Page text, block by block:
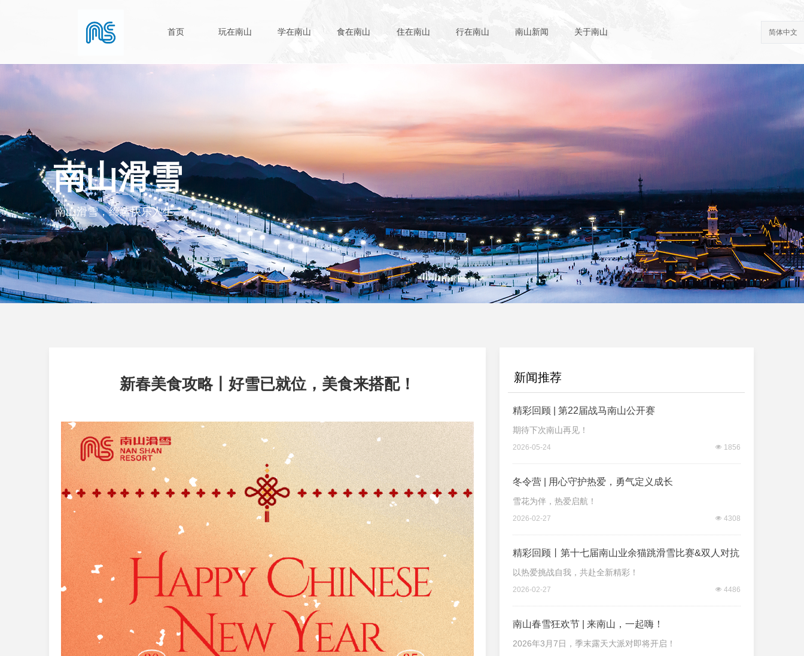
首页 玩在南山 学在南山 食在南山 住在南山 行在南山 南山新闻 关于南山 简体中文
新春美食攻略丨好雪已就位，美食来搭配！ 新闻推荐
精彩回顾 | 第22届战马南山公开赛
期待下次南山再见！
넶 1856
2026-05-24
冬令营 | 用心守护热爱，勇气定义成长
雪花为伴，热爱启航！
넶 4308
2026-02-27
精彩回顾丨第十七届南山业余猫跳滑雪比赛&双人对抗
赛
以热爱挑战自我，共赴全新精彩！
넶 4486
2026-02-27
南山春雪狂欢节 | 来南山，一起嗨！
2026年3月7日，季末露天大派对即将开启！
南山滑雪
南山滑雪，缔造快乐人生